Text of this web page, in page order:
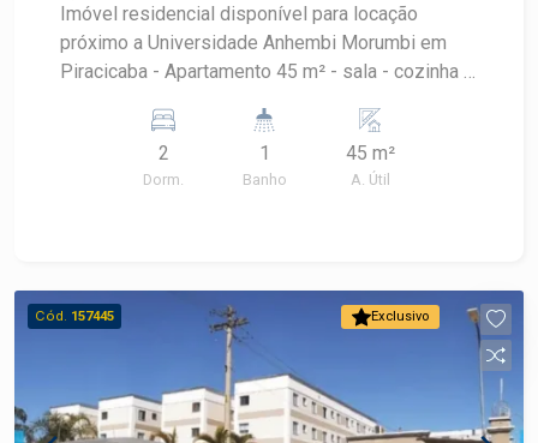
Imóvel residencial disponível para locação
próximo a Universidade Anhembi Morumbi em
Piracicaba - Apartamento 45 m² - sala - cozinha -
garagem - Condomínio com portaria 24 horas
Condomínio oferece lazer com espaço gourmet,
campo de futebol e fitness ao ar livre.
2
Dorm.
1
Banho
45 m²
A. Útil
Exclusivo
Cód. 157445